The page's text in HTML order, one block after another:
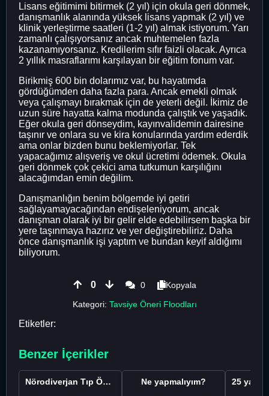
Lisans eğitimimi bitirmek (2 yıl) için okula geri dönmek,
danışmanlık alanında yüksek lisans yapmak (2 yıl) ve
klinik yerleştirme saatleri (1-2 yıl) almak istiyorum. Yarı
zamanlı çalışıyorsanız ancak muhtemelen fazla
kazanamıyorsanız. Kredilerim sıfır faizli olacak. Ayrıca
2 yıllık masraflarımı karşılayan bir eğitim fonum var.
Birikmiş 600 bin dolarımız var, bu hayatımda
gördüğümden daha fazla para. Ancak emekli olmak
veya çalışmayı bırakmak için de yeterli değil. İkimiz de
uzun süre hayatta kalma modunda çalıştık ve yaşadık.
Eğer okula geri dönseydim, kayınvalidemin dairesine
taşınır ve onlara su ve kira konularında yardım ederdik
ama onlar bizden bunu beklemiyorlar. Tek
yapacağımız alışveriş ve okul ücretimi ödemek. Okula
geri dönmek çok çekici ama tutkumun karşılığını
alacağımdan emin değilim.
Danışmanlığın benim bölgemde iyi getiri
sağlayamayacağından endişeleniyorum, ancak
danışman olarak iyi bir gelir elde edebilirsem başka bir
yere taşınmaya hazırız ve yer değiştirebiliriz. Daha
önce danışmanlık işi yaptım ve bundan keyif aldığımı
biliyorum.
0 0
Kopyala
Kategori: Tavsiye Öneri Floodları
Etiketler:
Benzer İçerikler
Nörodiverjan Tıp Öğrencisi Yeni Bir Yol Arıyor Ne yapmalıyım?